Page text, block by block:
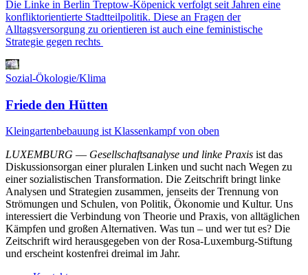
Die Linke in Berlin Treptow-Köpenick verfolgt seit Jahren eine
konfliktorientierte Stadtteilpolitik. Diese an Fragen der
Alltagsversorgung zu orientieren ist auch eine feministische
Strategie gegen rechts
Sozial-Ökologie/Klima
Friede den Hütten
Kleingartenbebauung ist Klassenkampf von oben
LUXEMBURG — Gesellschaftsanalyse und linke Praxis ist das
Diskussionsorgan einer pluralen Linken und sucht nach Wegen zu
einer sozialistischen Transformation. Die Zeitschrift bringt linke
Analysen und Strategien zusammen, jenseits der Trennung von
Strömungen und Schulen, von Politik, Ökonomie und Kultur. Uns
interessiert die Verbindung von Theorie und Praxis, von alltäglichen
Kämpfen und großen Alternativen. Was tun – und wer tut es? Die
Zeitschrift wird herausgegeben von der Rosa-Luxemburg-Stiftung
und erscheint kostenfrei dreimal im Jahr.